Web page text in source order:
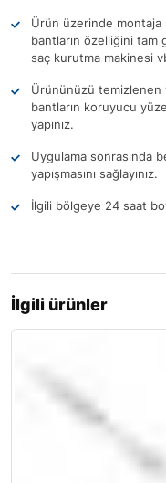
Ürün üzerinde montaja
bantların özelliğini tam
saç kurutma makinesi
Ürününüzü temizlenen
bantların koruyucu
yapınız.
Uygulama sonrasında
yapışmasını sağlayınız.
İlgili bölgeye 24 saat
İlgili ürünler